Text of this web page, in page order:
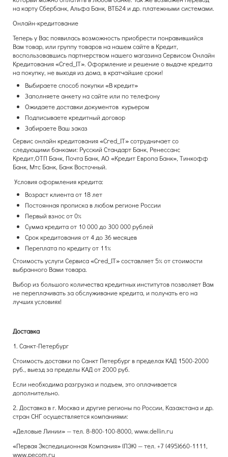
на карту Сбербанк, Альфа Банк, ВТБ24 и др. платежными системами.
Онлайн-кредитование
Теперь у Вас появилась возможность приобрести понравившийся
Вам товар, или группу товаров на нашем сайте в Кредит,
воспользовавшись партнерством нашего магазина Сервисом Онлайн
Кредитования «Cred_IТ». Оформление и решение о выдаче кредита
на покупку, не выходя из дома, в кратчайшие сроки!
Выбираете способ покупки «В кредит»
Заполняете анкету на сайте или по телефону
Ожидаете доставки документов курьером
Подписываете кредитный договор
Забираете Ваш заказ
Сервис онлайн кредитования «Cred_IT» сотрудничает со
следующими банками: Русский Стандарт Банк, Ренессанс
Кредит,ОТП Банк, Почта Банк, АО «Кредит Европа Банк», Тинкофф
Банк, Мтс Банк, Банк Восточный.
Условия оформления кредита:
Возраст клиента от 18 лет
Постоянная прописка в любом регионе России
Первый взнос от 0%
Сумма кредита от 10 000 до 300 000 рублей
Срок кредитования от 4 до 36 месяцев
Переплата по кредиту от 11%
Стоимость услуги Сервиса «Cred_IT» составляет 5% от стоимости
выбранного Вами товара.
Выбор из большого количества кредитных институтов позволяет Вам
не переплачивать за обслуживание кредита, и получать его на
лучших условиях!
Доставка
1. Санкт-Петербург
Стоимость доставки по Санкт Петербург в пределах КАД 1500-2000
руб., выезд за пределы КАД от 2000 руб.
Если необходима разгрузка и подъем, это оплачивается
дополнительно.
2. Доставка в г. Москва и другие регионы по России, Казахстана и др.
стран СНГ осуществляется компаниями:
«Деловые Линии» — тел. 8-800-100-8000, www.dellin.ru
«Первая Экспедиционная Компания» (ПЭК) — тел. +7 (495)660-1111,
www.pecom.ru